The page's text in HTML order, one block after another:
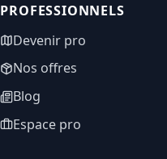
PROFESSIONNELS
Devenir pro
Nos offres
Blog
Espace pro